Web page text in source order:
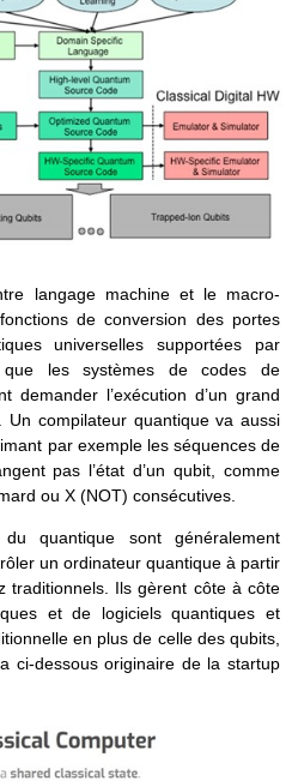
langage machine et le macro-
de conversion des portes
universelles supportées par
que les systèmes de codes de
demander l’exécution d’un grand
Un compilateur quantique va aussi
par exemple les séquences de
pas l’état d’un qubit, comme
ou X (NOT) consécutives.
quantique sont généralement
un ordinateur quantique à partir
traditionnels. Ils gèrent côte à côte
et de logiciels quantiques et
en plus de celle des qubits,
ci-dessous originaire de la startup